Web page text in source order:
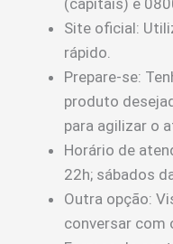
Site oficial:
rápido.
Prepare-se:
produto
para agilizar o
Horário de
22h; sábados
Outra opção:
conversar com